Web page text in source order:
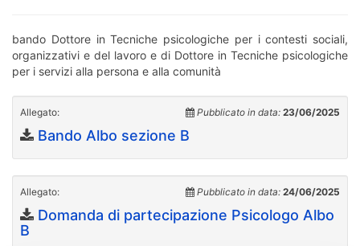
bando Dottore in Tecniche psicologiche per i contesti sociali,
organizzativi e del lavoro e di Dottore in Tecniche psicologiche
per i servizi alla persona e alla comunità
Allegato: Pubblicato in data: 23/06/2025
Bando Albo sezione B
Allegato: Pubblicato in data: 24/06/2025
Domanda di partecipazione Psicologo Albo
B